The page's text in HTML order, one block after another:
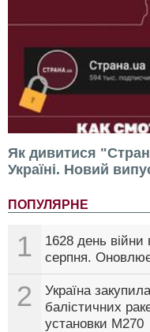
Як дивитися
Україні. Новий
ПОПУЛЯРНЕ
1
1628 день війни
серпня.
2
Україна
балістичних
установки M270